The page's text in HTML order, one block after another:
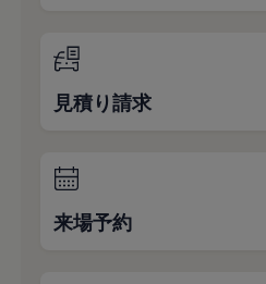
見積り請求
来場予約